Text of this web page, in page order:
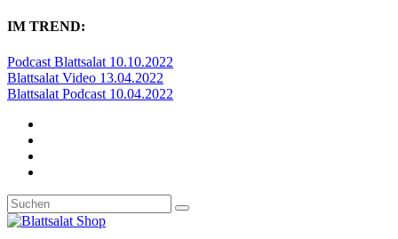
IM TREND:
Podcast Blattsalat 10.10.2022
Blattsalat Video 13.04.2022
Blattsalat Podcast 10.04.2022